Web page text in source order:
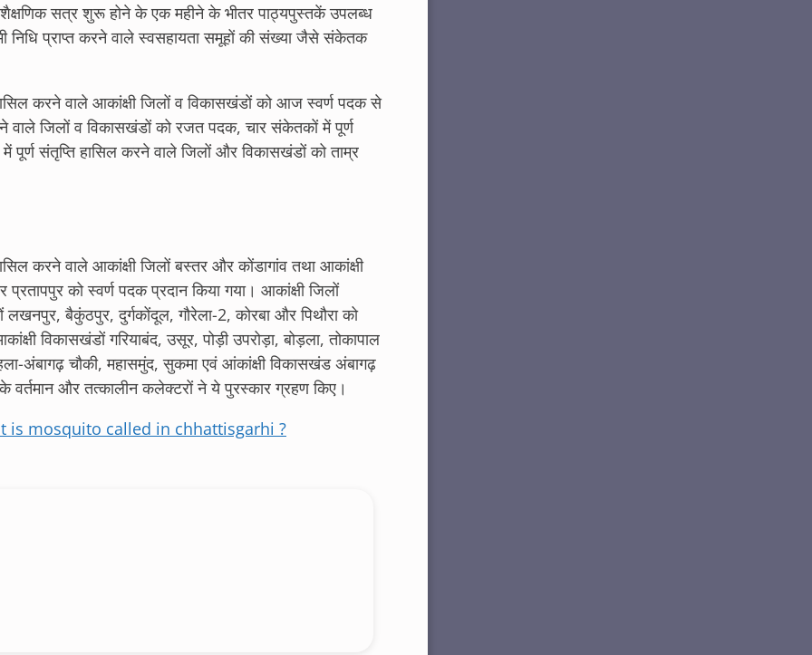
शैक्षणिक सत्र शुरू होने के एक महीने के भीतर पाठ्यपुस्तकें उपलब्ध
निधि प्राप्त करने वाले स्वसहायता समूहों की संख्या जैसे संकेतक
करने वाले आकांक्षी जिलों व विकासखंडों को आज स्वर्ण पदक से
वाले जिलों व विकासखंडों को रजत पदक, चार संकेतकों में पूर्ण
संतृप्ति हासिल करने वाले जिलों और विकासखंडों को ताम्र
करने वाले आकांक्षी जिलों बस्तर और कोंडागांव तथा आकांक्षी
को स्वर्ण पदक प्रदान किया गया। आकांक्षी जिलों
लखनपुर, बैकुंठपुर, दुर्गकोंदूल, गौरेला-2, कोरबा और पिथौरा को
विकासखंडों गरियाबंद, उसूर, पोड़ी उपरोड़ा, बोड़ला, तोकापाल
अंबागढ़ चौकी, महासमुंद, सुकमा एवं आंकांक्षी विकासखंड अंबागढ़
वर्तमान और तत्कालीन कलेक्टरों ने ये पुरस्कार ग्रहण किए।
is mosquito called in chhattisgarhi ?